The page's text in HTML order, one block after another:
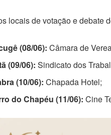
locais de votação e debate
(08/06): Câmara de
(09/06): Sindicato dos
(10/06): Chapada Hotel;
do Chapéu (11/06): Cine